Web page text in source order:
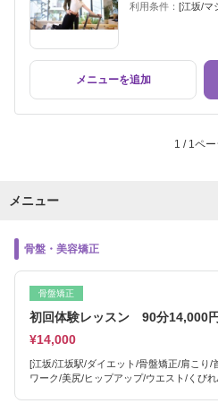
利用条件： [江坂/マ
メニューを追加
1 / 1ペー
メニュー
骨盤・美容矯正
骨盤矯正
初回体験レッスン 90分14,000円
¥14,000
[江坂/江坂駅/ダイエット/骨盤矯正/肩こり/
ワーク/美尻/ヒップアップ/ウエスト/くび